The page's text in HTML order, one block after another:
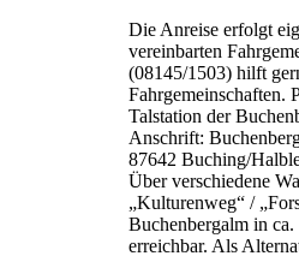
Die Anreise erfolgt
vereinbarten
(08145/1503) hilft
Fahrgemeinschaften.
Talstation der
Anschrift:
87642 Buching/
Über verschiedene
„Kulturenweg“ /
Buchenbergalm in
erreichbar. Als